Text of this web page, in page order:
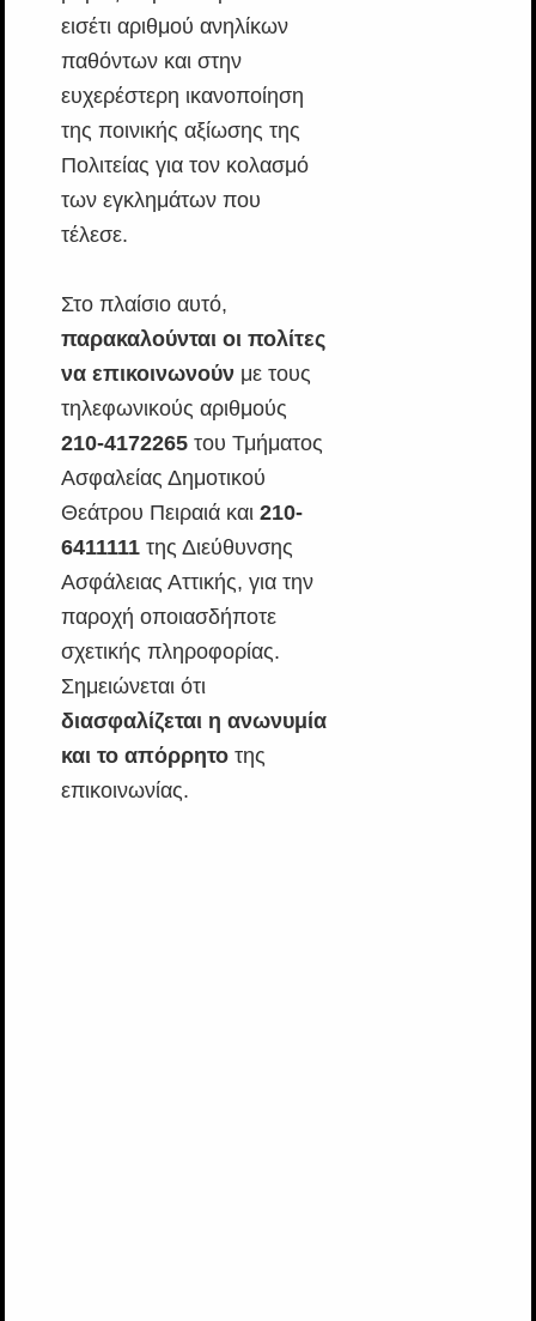
εισέτι αριθμού ανηλίκων
παθόντων και στην
ευχερέστερη ικανοποίηση
της ποινικής αξίωσης της
Πολιτείας για τον κολασμό
των εγκλημάτων που
τέλεσε.
Στο πλαίσιο αυτό,
παρακαλούνται οι πολίτες
να επικοινωνούνμε τους
τηλεφωνικούς αριθμούς
210-4172265του Τμήματος
Ασφαλείας Δημοτικού
Θεάτρου Πειραιά και 210-
6411111της Διεύθυνσης
Ασφάλειας Αττικής, για την
παροχή οποιασδήποτε
σχετικής πληροφορίας.
Σημειώνεται ότι
διασφαλίζεται η ανωνυμία
και το απόρρητοτης
επικοινωνίας.